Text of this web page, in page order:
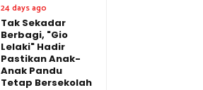
24 days ago
Tak Sekadar
Berbagi, "Gio
Lelaki" Hadir
Pastikan Anak-
Anak Pandu
Tetap Bersekolah